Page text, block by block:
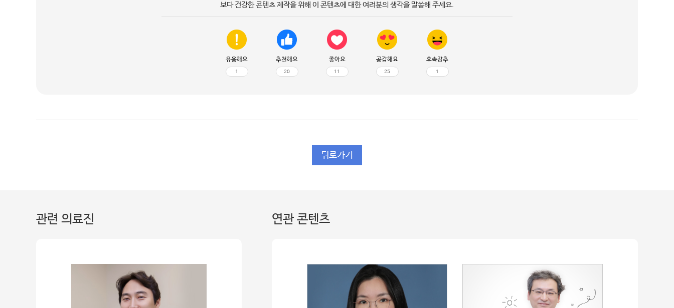
보다 건강한 콘텐츠 제작을 위해 이 콘텐츠에 대한 여러분의 생각을 말씀해 주세요.
유용해요
1
추천해요
20
좋아요
11
공감해요
25
후속강추
1
뒤로가기
관련 의료진 연관 콘텐츠